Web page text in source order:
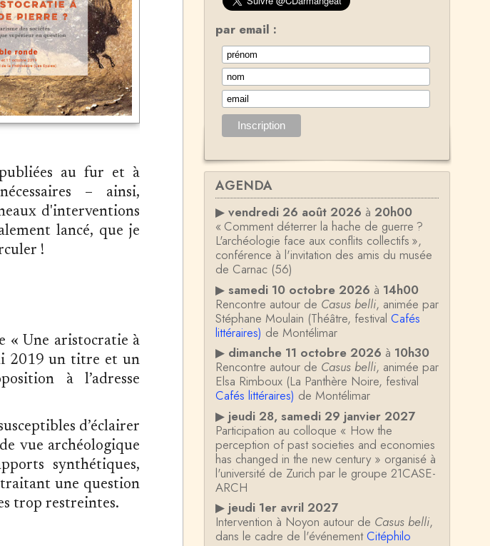
au fur et à
– ainsi,
d'interventions
lancé, que je
!
« Une aristocratie à
2019 un titre et un
à l’adresse
d’éclairer
vue archéologique
synthétiques,
une question
trop restreintes.
par email :
AGENDA
▶ vendredi 26 août 2026 à 20h00
« Comment déterrer la hache de guerre ?
L'archéologie face aux conflits collectifs »,
conférence à l'invitation des amis du musée
de Carnac (56)
▶ samedi 10 octobre 2026 à 14h00
Rencontre autour de Casus belli, animée par
Stéphane Moulain (Théâtre, festival Cafés
littéraires) de Montélimar
▶ dimanche 11 octobre 2026 à 10h30
Rencontre autour de Casus belli, animée par
Elsa Rimboux (La Panthère Noire, festival
Cafés littéraires) de Montélimar
▶ jeudi 28, samedi 29 janvier 2027
Participation au colloque « How the
perception of past societies and economies
has changed in the new century » organisé à
l'université de Zurich par le groupe 21CASE-
ARCH
▶ jeudi 1er avril 2027
Intervention à Noyon autour de Casus belli,
dans le cadre de l'événementCitéphilo